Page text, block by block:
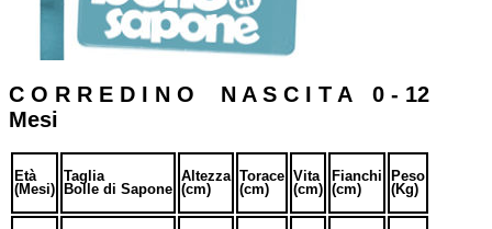
C O R R E D I N O N A S C I T A 0 - 12
Mesi
Età
(Mesi)
Taglia
Bolle di Sapone
Altezza
(cm)
Torace
(cm)
Vita
(cm)
Fianchi
(cm)
Peso
(Kg)